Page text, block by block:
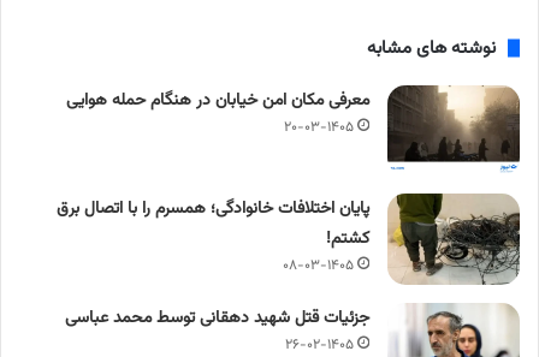
نوشته های مشابه
معرفی مکان امن خیابان در هنگام حمله هوایی
۲۰-۰۳-۱۴۰۵
پایان اختلافات خانوادگی؛ همسرم را با اتصال برق
کشتم!
۰۸-۰۳-۱۴۰۵
جزئیات قتل شهید دهقانی توسط محمد عباسی
۲۶-۰۲-۱۴۰۵